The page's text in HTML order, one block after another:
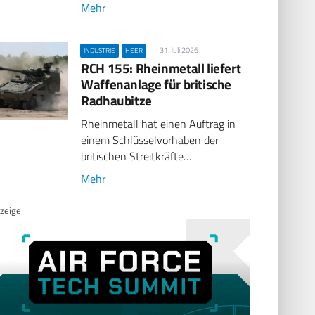
Mehr
INDUSTRIE HEER 31. Juli 2026
RCH 155: Rheinmetall liefert
Waffenanlage für britische
Radhaubitze
Rheinmetall hat einen Auftrag in
einem Schlüsselvorhaben der
britischen Streitkräfte…
Mehr